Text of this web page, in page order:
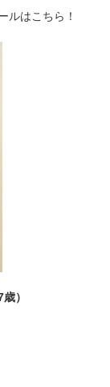
ルはこちら！
）